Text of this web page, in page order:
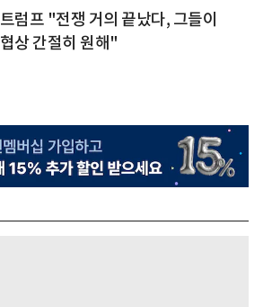
트럼프 "전쟁 거의 끝났다, 그들이
협상 간절히 원해"